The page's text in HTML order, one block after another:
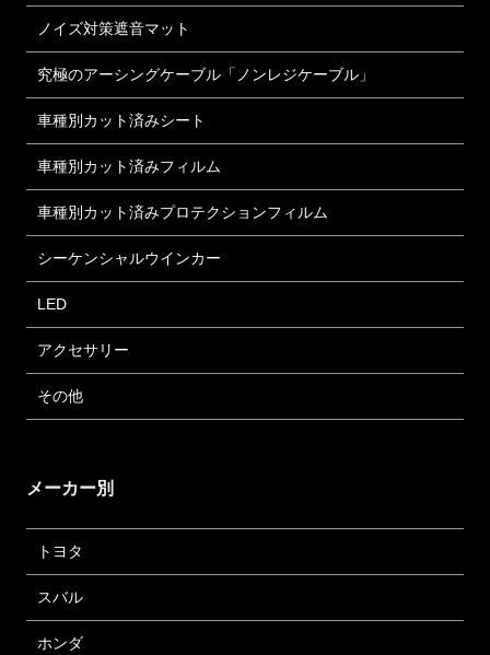
ノイズ対策遮音マット
究極のアーシングケーブル「ノンレジケーブル」
車種別カット済みシート
車種別カット済みフィルム
車種別カット済みプロテクションフィルム
シーケンシャルウインカー
LED
アクセサリー
その他
メーカー別
トヨタ
スバル
ホンダ